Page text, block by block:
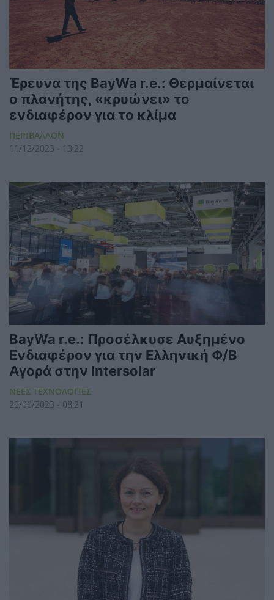
Έρευνα της BayWa r.e.: Θερμαίνεται
ο πλανήτης, «κρυώνει» το
ενδιαφέρον για το κλίμα
ΠΕΡΙΒΑΛΛΟΝ
11/12/2023 - 13:22
BayWa r.e.: Προσέλκυσε Αυξημένο
Ενδιαφέρον για την Ελληνική Φ/Β
Αγορά στην Intersolar
ΝΕΕΣ ΤΕΧΝΟΛΟΓΙΕΣ
26/06/2023 - 08:21